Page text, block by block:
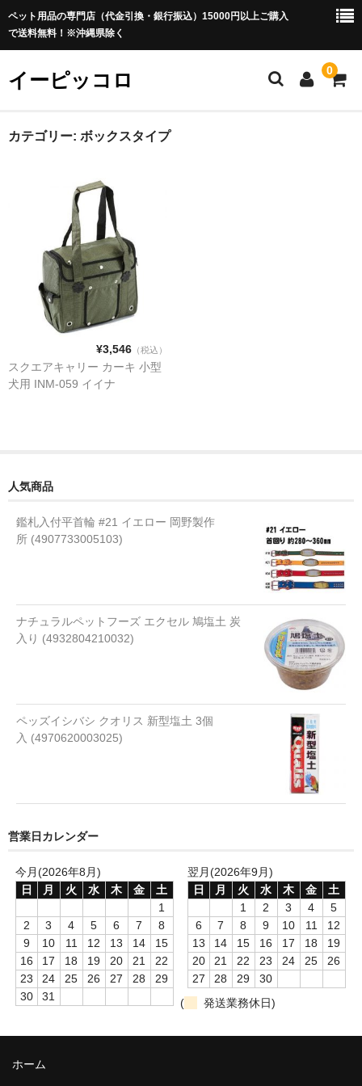
ペット用品の専門店（代金引換・銀行振込）15000円以上ご購入
で送料無料！※沖縄県除く
イーピッコロ 0
ホーム
ドッグフード
ドライフード
セミモイストフード
ウエットフード 缶詰
離乳食
流動食
水
アイスクリーム
ケーキ
ソーセージ
ふりかけ トッピング
フリーズドライ
ボーロ
レトルト
カテゴリー: ボックスタイプ
¥3,546（税込）
スクエアキャリー カーキ 小型
犬用 INM-059 イイナ
人気商品
鑑札入付平首輪 #21 イエロー 岡野製作
所 (4907733005103)
ナチュラルペットフーズ エクセル 鳩塩土 炭
入り (4932804210032)
ペッズイシバシ クオリス 新型塩土 3個
入 (4970620003025)
営業日カレンダー
今月(2026年8月)
日
月 火 水 木 金
土
1
2
3 4 5 6 7
8
9
10 11 12 13 14
15
16
17 18 19 20 21
22
23
24 25 26 27 28
29
30
31
翌月(2026年9月)
日
月 火 水 木 金
土
1
2 3 4
5
6
7 8 9 10 11
12
13
14 15 16 17 18
19
20
21 22 23 24 25
26
27
28 29
30
(
発送業務休日)
ホーム